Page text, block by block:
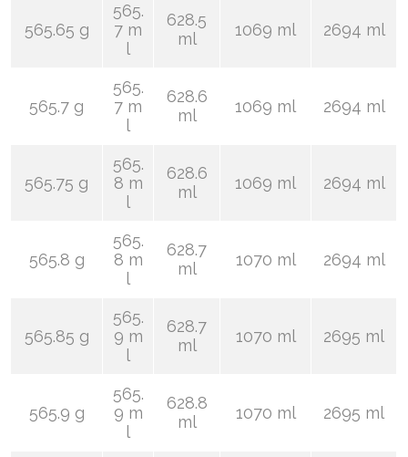
565.65 g
565.
7 m
l
628.5
ml
1069 ml 2694 ml
565.7 g
565.
7 m
l
628.6
ml
1069 ml 2694 ml
565.75 g
565.
8 m
l
628.6
ml
1069 ml 2694 ml
565.8 g
565.
8 m
l
628.7
ml
1070 ml 2694 ml
565.85 g
565.
9 m
l
628.7
ml
1070 ml 2695 ml
565.9 g
565.
9 m
l
628.8
ml
1070 ml 2695 ml